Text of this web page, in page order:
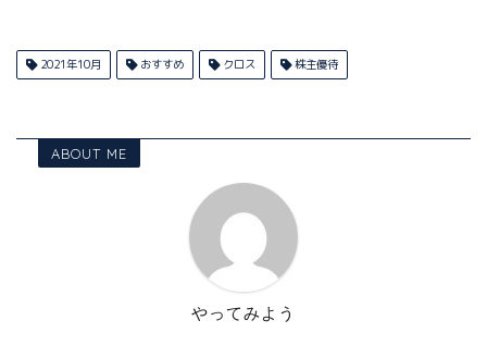
2021年10月 おすすめ クロス 株主優待
ABOUT ME
やってみよう